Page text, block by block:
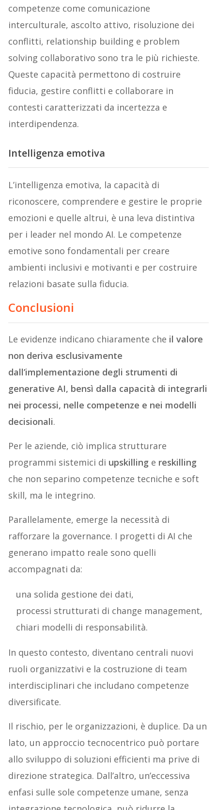
competenze come comunicazione
interculturale, ascolto attivo, risoluzione dei
conflitti, relationship building e problem
solving collaborativo sono tra le più richieste.
Queste capacità permettono di costruire
fiducia, gestire conflitti e collaborare in
contesti caratterizzati da incertezza e
interdipendenza.
Intelligenza emotiva
L’intelligenza emotiva, la capacità di
riconoscere, comprendere e gestire le proprie
emozioni e quelle altrui, è una leva distintiva
per i leader nel mondo AI. Le competenze
emotive sono fondamentali per creare
ambienti inclusivi e motivanti e per costruire
relazioni basate sulla fiducia.
Conclusioni
Le evidenze indicano chiaramente che il valore
non deriva esclusivamente
dall’implementazione degli strumenti di
generative AI, bensì dalla capacità di integrarli
nei processi, nelle competenze e nei modelli
decisionali.
Per le aziende, ciò implica strutturare
programmi sistemici di upskilling e reskilling
che non separino competenze tecniche e soft
skill, ma le integrino.
Parallelamente, emerge la necessità di
rafforzare la governance. I progetti di AI che
generano impatto reale sono quelli
accompagnati da:
una solida gestione dei dati,
processi strutturati di change management,
chiari modelli di responsabilità.
In questo contesto, diventano centrali nuovi
ruoli organizzativi e la costruzione di team
interdisciplinari che includano competenze
diversificate.
Il rischio, per le organizzazioni, è duplice. Da un
lato, un approccio tecnocentrico può portare
allo sviluppo di soluzioni efficienti ma prive di
direzione strategica. Dall’altro, un’eccessiva
enfasi sulle sole competenze umane, senza